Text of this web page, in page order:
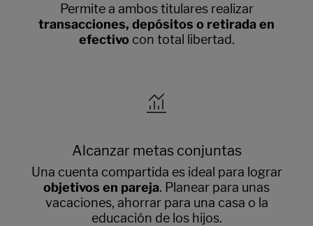
Permite a ambos titulares realizar
transacciones, depósitos o retirada en
efectivo con total libertad.
Alcanzar metas conjuntas
Una cuenta compartida es ideal para lograr
objetivos en pareja. Planear para unas
vacaciones, ahorrar para una casa o la
educación de los hijos.